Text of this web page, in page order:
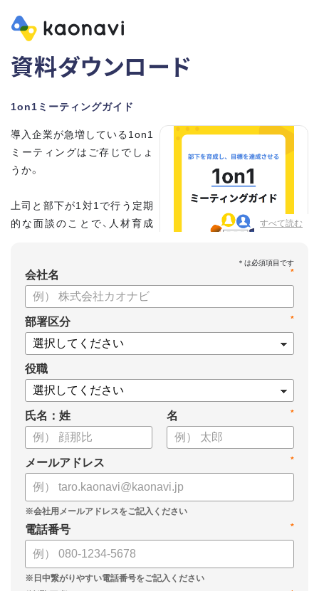
資料ダウンロード
1on1ミーティングガイド
すべて読む
導入企業が急増している1on1
ミーティングはご存じでしょ
うか。
上司と部下が1対1で行う定期
的な面談のことで、人材育成
こちらの資料では、
・1on1とは何か？
・1on1の基本的なやり方
・ 1on1 の基本アジェンダと質問例
についてまとめましたので、ぜひお役立てください。
*
会社名
*
部署区分
役職
氏名：姓 *
名
*
メールアドレス
*
電話番号